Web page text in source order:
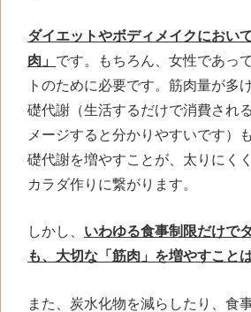
ダイエットやボディメイクにおい
肉」 です。もちろん、女性であっ
トのために必要です。筋肉量が多
礎代謝（生活するだけで消費され
メージすると分かりやすいです）
礎代謝を増やすことが、太りにく
カラダ作りに繋がります。
しかし、 いわゆる食事制限だけで
も、大切な「筋肉」を増やすこと
また、炭水化物を減らしたり、食